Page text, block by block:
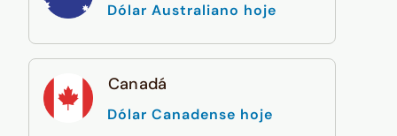
Dólar Australiano hoje
Canadá
Dólar Canadense hoje